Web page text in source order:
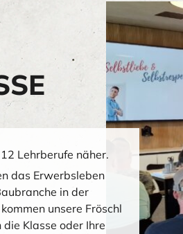
Lehrberufe näher.
das Erwerbsleben
in der
unsere Fröschl
Klasse oder Ihre